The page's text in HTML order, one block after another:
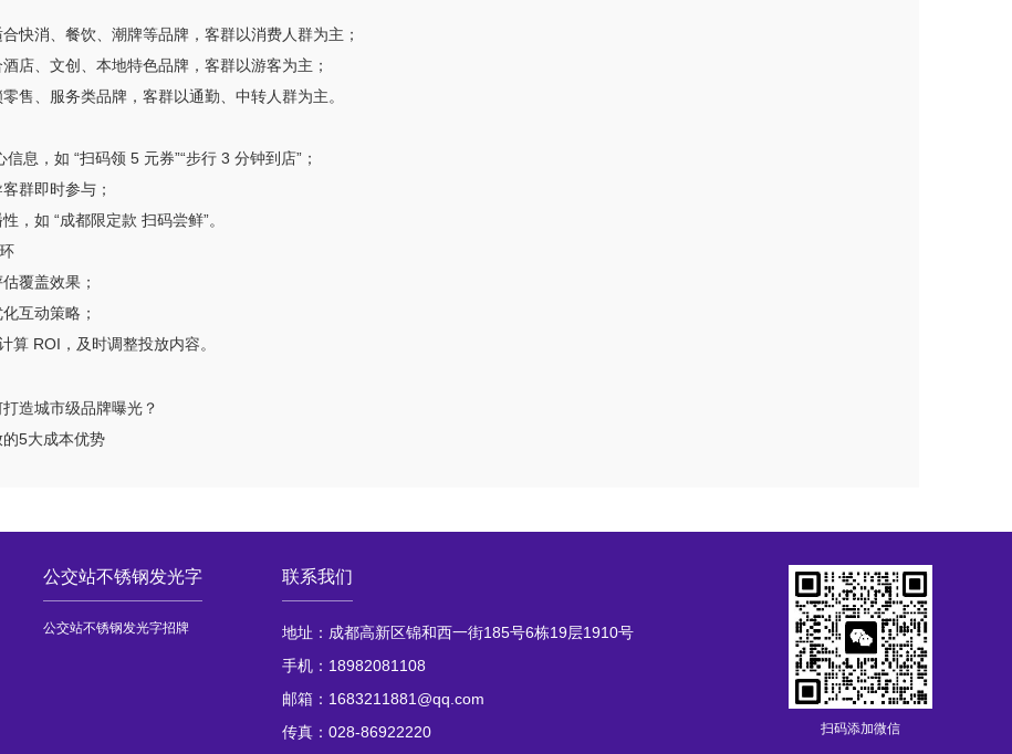
快消、餐饮、潮牌等品牌，客群以消费人群为主；
店、文创、本地特色品牌，客群以游客为主；
售、服务类品牌，客群以通勤、中转人群为主。
息，如 “扫码领 5 元券”“步行 3 分钟到店”；
群即时参与；
，如 “成都限定款 扫码尝鲜”。
覆盖效果；
互动策略；
算 ROI，及时调整投放内容。
造城市级品牌曝光？
5大成本优势
公交站不锈钢发光字
公交站不锈钢发光字招牌
联系我们
地址：成都高新区锦和西一街185号6栋19层1910号
手机：18982081108
邮箱：1683211881@qq.com
传真：028-86922220
扫码添加微信